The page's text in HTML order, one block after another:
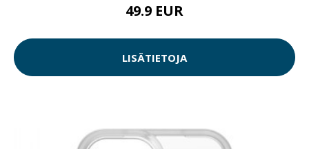
49.9 EUR
LISÄTIETOJA